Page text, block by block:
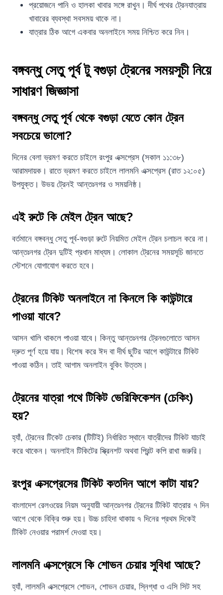
প্রয়োজনে পানি ও হালকা খাবার সঙ্গে রাখুন। দীর্ঘ পথের ট্রেনযাত্রায়
খাবারের ব্যবস্থা সবসময় থাকে না।
যাত্রার ঠিক আগে একবার অনলাইনে সময় নিশ্চিত করে নিন।
বঙ্গবন্ধু সেতু পূর্ব টু বগুড়া ট্রেনের সময়সূচী নিয়ে
সাধারণ জিজ্ঞাসা
বঙ্গবন্ধু সেতু পূর্ব থেকে বগুড়া যেতে কোন ট্রেন
সবচেয়ে ভালো?
দিনের বেলা ভ্রমণ করতে চাইলে রংপুর এক্সপ্রেস (সকাল ১১:৩৮)
আরামদায়ক। রাতে ভ্রমণ করতে চাইলে লালমনি এক্সপ্রেস (রাত ১২:০৫)
উপযুক্ত। উভয় ট্রেনই আন্তঃনগর ও সময়নিষ্ঠ।
এই রুটে কি মেইল ট্রেন আছে?
বর্তমানে বঙ্গবন্ধু সেতু পূর্ব-বগুড়া রুটে নিয়মিত মেইল ট্রেন চলাচল করে না।
আন্তঃনগর ট্রেন দুটিই প্রধান মাধ্যম। লোকাল ট্রেনের সময়সূচি জানতে
স্টেশনে যোগাযোগ করতে হবে।
ট্রেনের টিকিট অনলাইনে না কিনলে কি কাউন্টারে
পাওয়া যাবে?
আসন খালি থাকলে পাওয়া যাবে। কিন্তু আন্তঃনগর ট্রেনগুলোতে আসন
দ্রুত পূর্ণ হয়ে যায়। বিশেষ করে ঈদ বা দীর্ঘ ছুটির আগে কাউন্টারে টিকিট
পাওয়া কঠিন। তাই আগাম অনলাইন বুকিং উত্তম।
ট্রেনের যাত্রা পথে টিকিট ভেরিফিকেশন (চেকিং)
হয়?
হ্যাঁ, ট্রেনের টিকেট চেকার (টিটিই) নির্ধারিত স্থানে যাত্রীদের টিকিট যাচাই
করে থাকেন। অনলাইন টিকিটের স্ক্রিনশট অথবা প্রিন্ট কপি রাখা জরুরি।
রংপুর এক্সপ্রেসের টিকিট কতদিন আগে কাটা যায়?
বাংলাদেশ রেলওয়ের নিয়ম অনুযায়ী আন্তঃনগর ট্রেনের টিকিট যাত্রার ৭ দিন
আগে থেকে বিক্রি শুরু হয়। উচ্চ চাহিদা থাকায় ৭ দিনের প্রথম দিকেই
টিকিট নেওয়ার পরামর্শ দেওয়া হয়।
লালমনি এক্সপ্রেসে কি শোভন চেয়ার সুবিধা আছে?
হ্যাঁ, লালমনি এক্সপ্রেসে শোভন, শোভন চেয়ার, স্নিগ্ধা ও এসি সিট সহ